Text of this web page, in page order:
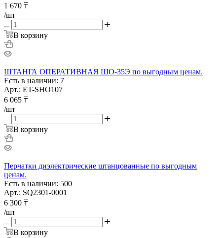
1 670 ₸
/шт
В корзину
ШТАНГА ОПЕРАТИВНАЯ ШО-35Э по выгодным ценам.
Есть в наличии: 7
Арт.: ET-SHO107
6 065 ₸
/шт
В корзину
Перчатки диэлектрические штанцованные по выгодным
ценам.
Есть в наличии: 500
Арт.: SQ2301-0001
6 300 ₸
/шт
В корзину